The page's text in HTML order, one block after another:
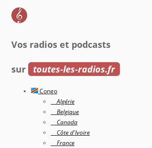
Vos radios et podcasts
sur toutes-les-radios.fr
Congo
Algérie
Belgique
Canada
Côte d'Ivoire
France